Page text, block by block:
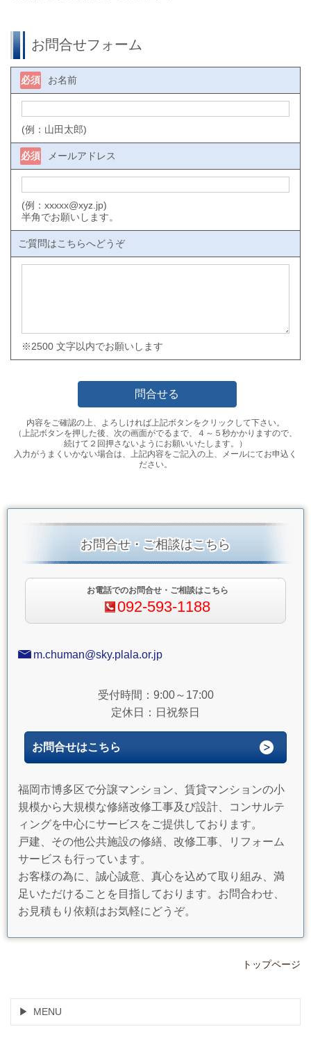
お問合せフォーム
お名前
必須
(例：山田太郎)
メールアドレス
必須
(例：xxxxx@xyz.jp)
半角でお願いします。
ご質問はこちらへどうぞ
※2500 文字以内でお願いします
内容をご確認の上、よろしければ上記ボタンをクリックして下さい。
（上記ボタンを押した後、次の画面がでるまで、４～５秒かかりますので、
続けて２回押さないようにお願いいたします。）
入力がうまくいかない場合は、上記内容をご記入の上、メールにてお申込く
ださい。
お問合せ・ご相談はこちら
お電話でのお問合せ・ご相談はこちら
092-593-1188
m.chuman@sky.plala.or.jp
受付時間：9:00～17:00
定休日：日祝祭日
お問合せはこちら
福岡市博多区で分譲マンション、賃貸マンションの小
規模から大規模な修繕改修工事及び設計、コンサルテ
ィングを中心にサービスをご提供しております。
戸建、その他公共施設の修繕、改修工事、リフォーム
サービスも行っています。
お客様の為に、誠心誠意、真心を込めて取り組み、満
足いただけることを目指しております。お問合わせ、
お見積もり依頼はお気軽にどうぞ。
トップページ
MENU